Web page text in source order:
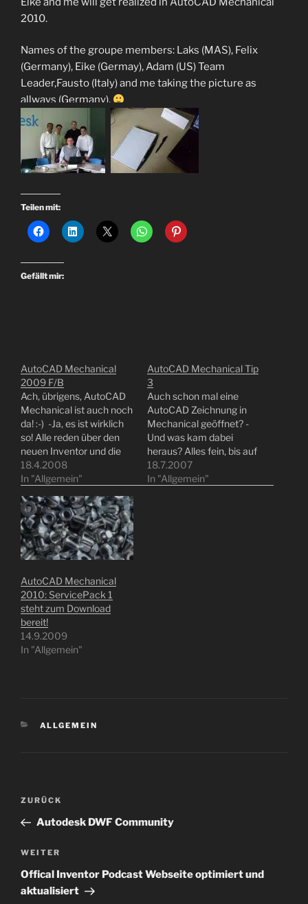
2010.
Names of the groupe members: Laks (MAS), Felix
(Germany), Eike (Germay), Adam (US) Team
Leader,Fausto (Italy) and me taking the picture as
allways (Germany).
Teilen mit:
Gefällt mir:
AutoCAD Mechanical
2009 F/B
Ach, übrigens, AutoCAD
Mechanical ist auch noch
da! :-) -Ja, es ist wirklich
so! Alle reden über den
neuen Inventor und die
neuen Funktionen von
AutoCAD. Aber was ist
Mechanical? Es hat
natürlich auch neue
Funktionen von denen Sie
als Anwender profitieren.
Zugegeben, AutoCAD
Mechanical war schon
ziemlich…
18.4.2008
In "Allgemein"
AutoCAD Mechanical Tip
3
Auch schon mal eine
AutoCAD Zeichnung in
Mechanical geöffnet? -
Und was kam dabei
heraus? Alles fein, bis auf
die Tatsache, dass die
Normung nicht unbedingt
18.7.2007
In "Allgemein"
AutoCAD Mechanical
2010: ServicePack 1
steht zum Download
bereit!
14.9.2009
In "Allgemein"
KATEGORIEN
ALLGEMEIN
Beitragsnavigation
Vorheriger
Beitrag
ZURÜCK
Autodesk DWF Community
Nächster
Beitrag
WEITER
Offical Inventor Podcast Webseite optimiert und
aktualisiert